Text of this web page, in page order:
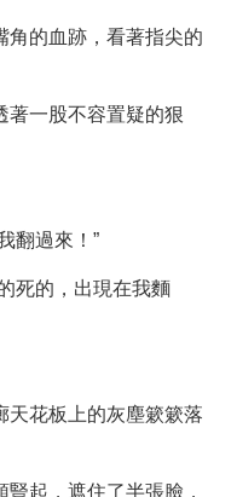
角的血跡，看著指尖的
著一股不容置疑的狠
翻過來！”
死的，出現在我麵
天花板上的灰塵簌簌落
起，遮住了半張臉，